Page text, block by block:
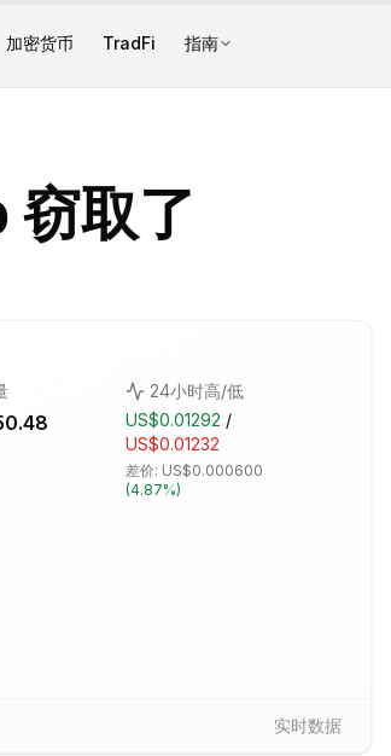
加密货币 TradFi 指南
窃取了
24小时高/低
US$0.01292 /
US$0.01232
差价: US$0.000600
(4.87%)
实时数据